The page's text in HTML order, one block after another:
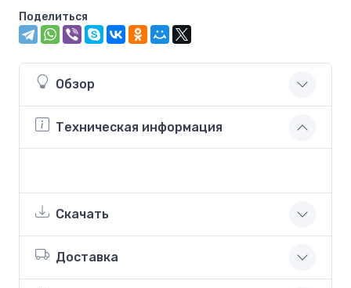
Поделиться
Обзор
Техническая информация
Скачать
Доставка